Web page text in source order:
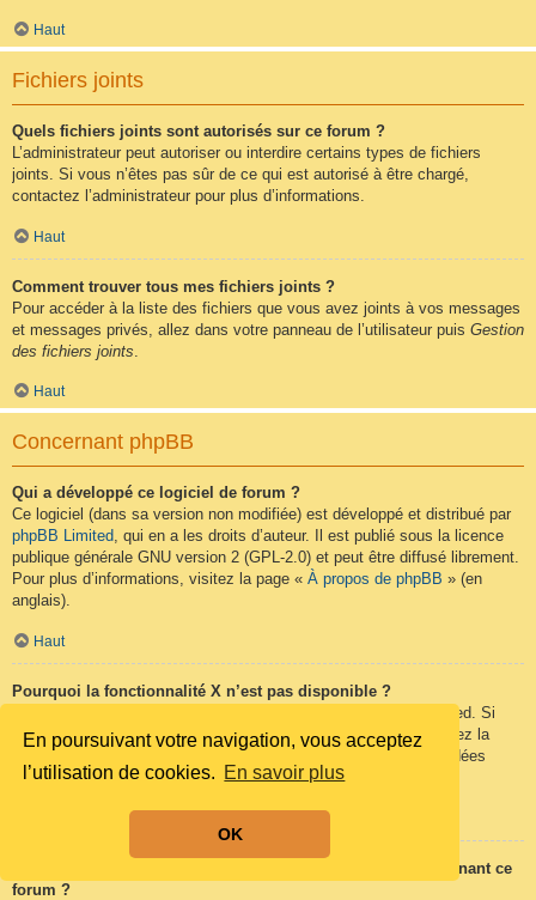
En poursuivant votre navigation, vous acceptez
l’utilisation de cookies. En savoir plus
OK
Haut
Fichiers joints
Quels fichiers joints sont autorisés sur ce forum ?
L’administrateur peut autoriser ou interdire certains types de fichiers
joints. Si vous n’êtes pas sûr de ce qui est autorisé à être chargé,
contactez l’administrateur pour plus d’informations.
Haut
Comment trouver tous mes fichiers joints ?
Pour accéder à la liste des fichiers que vous avez joints à vos messages
et messages privés, allez dans votre panneau de l’utilisateur puis Gestion
des fichiers joints
Haut
Concernant phpBB
Qui a développé ce logiciel de forum ?
Ce logiciel (dans sa version non modifiée) est développé et distribué par
phpBB Limited, qui en a les droits d’auteur. Il est publié sous la licence
publique générale GNU version 2 (GPL-2.0) et peut être diffusé librement.
Pour plus d’informations, visitez la page « À propos de phpBB » (en
anglais).
Haut
Pourquoi la fonctionnalité X n’est pas disponible ?
Ce logiciel a été développé et mis sous licence par phpBB Limited. Si
vous pensez qu’une fonctionnalité nécessite d’être ajoutée, visitez la
phpBB Ideas
(en anglais) où vous pouvez voter pour des idées
proposées ou en suggérer de nouvelles.
Qui contacter pour les abus ou les questions légales concernant ce
forum ?